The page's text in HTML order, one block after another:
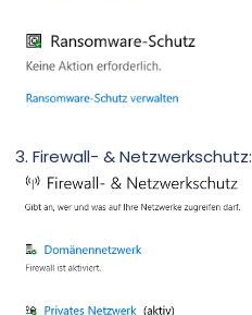
3. Firewall- & Netzwerkschutz: